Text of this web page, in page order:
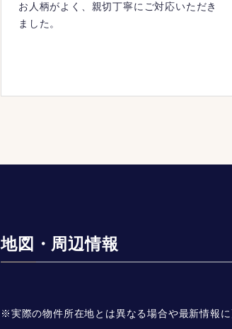
お人柄がよく、親切丁寧にご対応いただき
ました。
地図・周辺情報
※実際の物件所在地とは異なる場合や最新情報